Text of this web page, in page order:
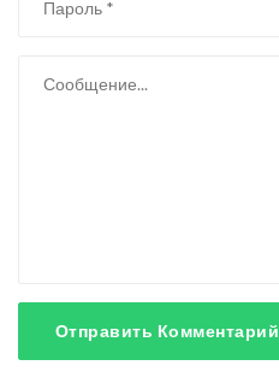
Отправить Комментарий